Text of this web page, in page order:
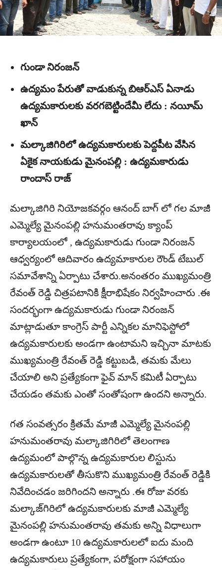
గుండా నిరంజన్
ఉద్యమం పేరుతో వాడుకున్న బిఆర్ఎస్ ఏనాడు
ఉద్యమకారులకు వరగబెట్టిందేమీ లేదు : నయీమ్
ఖాన్
మల్కాజిగిరిలో ఉద్యమకారులకు పెద్దపీట వేసిన
ఏకైక నాయకుడు మైనంపల్లి : ఉద్యమకారుడు
రాందాస్ రాజ్
మల్కాజిగిరి నియోజకవర్గం ఆనంద్ బాగ్ లో గల మాజీ
ఎమ్మెల్యే మైనంపల్లి హనుమంతరావు క్యాంప్
కార్యాలయంలో , ఉద్యమకారుడు గుండా నిరంజన్
ఆధ్వర్యంలో ఆదివారం ఉద్యమాకారుల రౌండ్ టేబుల్
సమావేశాన్ని ఏర్పాటు చేశారు.అనంతరం ముఖ్యమంత్రి
రేవంత్ రెడ్డి చిత్రపటానికి క్షీరాభిషేకం నిర్వహించారు .ఈ
సందర్భంగా ఉద్యమకారుడు గుండా నిరంజన్
మాట్లాడుతూ కాంగ్రెస్ పార్టీ ఎన్నికల మానిఫెస్టోలో
ఉద్యమకారులకు అండగా ఉంటామని ఇచ్చినా మాటకు
ముఖ్యమంత్రి రేవంత్ రెడ్డి కట్టుబడి, తమకు మేలు
చేయాలి అని ప్రత్యేకంగా ఫైవ్ మాన్ కమిటీ ఏర్పాటు
చేయడం తమకు ఎంతో సంతోషంగా ఉందని అన్నారు.
గత సంవత్సరం క్రితమే మాజీ ఎమ్మెల్యే మైనంపల్లి
హనుమంతరావు మల్కాజిగిరిలో తెలంగాణ
ఉద్యమంలో పాల్గొన్న ఉద్యమకారుల లిస్టును
ఉద్యమకారులతో తీసుకొని ముఖ్యమంత్రి రేవంత్ రెడ్డికి
నివేదించడం జరిగిందని అన్నారు .ఈ రోజు వరకు
మల్కాజ్‌గిరిలో ఉద్యమకారులకు మాజీ ఎమ్మెల్యే
మైనంపల్లి హనుమంతరావు తమకు అన్ని విధాలుగా
అండగా ఉంటూ 10 ఉద్యమకారులలో ఐదు మంది
ఉద్యమకారులు ప్రత్యేకంగా, పరోక్షంగా సహాయం